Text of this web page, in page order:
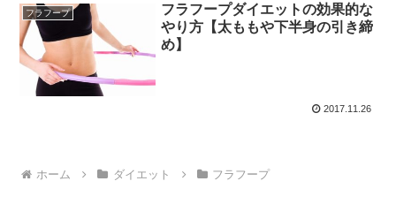
フラフープ
フラフープダイエットの効果的な
やり方【太ももや下半身の引き締
め】
2017.11.26
ホーム ダイエット フラフープ